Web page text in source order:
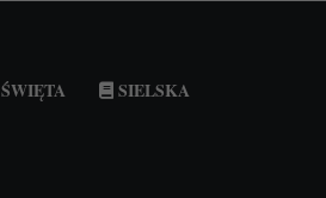
ŚWIĘTA SIELSKA